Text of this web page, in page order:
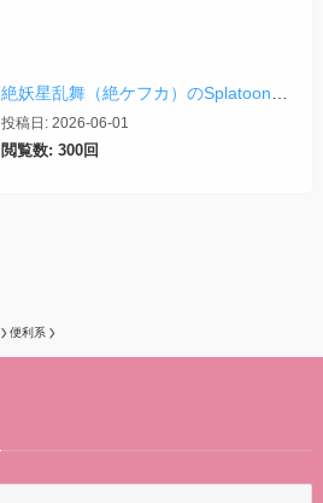
投稿日: 2026-06-01
閲覧数: 300回
便利系